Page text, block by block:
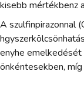
kisebb mértékbenz
A szulfinpirazonnal
enyhe
önkéntesekben,